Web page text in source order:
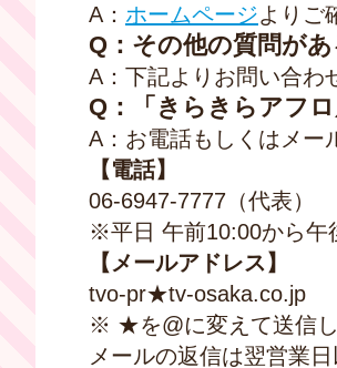
A ： ホームページよりご
Q：その他の質問が
A：下記よりお問い合わ
Q：「きらきらアフ
A ：お電話もしくはメー
【電話】
06-6947-7777（代表）
※平日 午前10:00から午
【メールアドレス】
tvo-pr★tv-osaka.co.jp
※ ★を@に変えて送信し
メールの返信は翌営業